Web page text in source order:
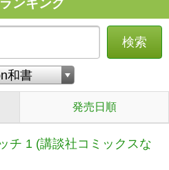
ンキング
検索
発売日順
チ 1 (講談社コミックスな